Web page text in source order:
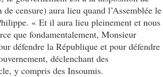
censure) aura lieu quand l’Assemblée le
« Et il aura lieu pleinement et nous
que fondamentalement, Monsieur
défendre la République et pour défendre
déclenchant des
y compris des Insoumis.